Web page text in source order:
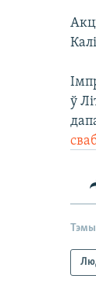
ў
Тэмы